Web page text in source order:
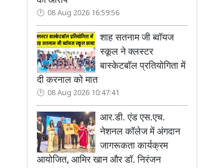
08 Aug 2026 16:59:56
शाह सतनाम जी ब्वॉयज
स्कूल ने क्लस्टर
बास्केटबॉल प्रतियोगिता में
दी करनाल को मात
08 Aug 2026 10:47:41
आर.डी. एंड एस.एच.
नेशनल कॉलेज में अंगदान
जागरूकता कार्यक्रम
आयोजित, आमिर खान और डॉ. निरंजन